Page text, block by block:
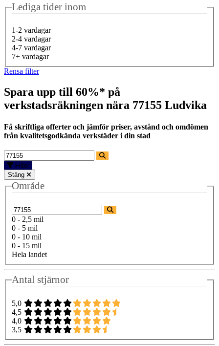
Lediga tider inom
1-2 vardagar
2-4 vardagar
4-7 vardagar
7+ vardagar
Rensa filter
Spara upp till 60%* på
verkstadsräkningen nära 77155 Ludvika
Få skriftliga offerter och jämför priser, avstånd och omdömen
från kvalitetsgodkända verkstäder i din stad
Filter
Stäng
Område
0 - 2,5 mil
0 - 5 mil
0 - 10 mil
0 - 15 mil
Hela landet
Antal stjärnor
5,0
4,5
4,0
3,5